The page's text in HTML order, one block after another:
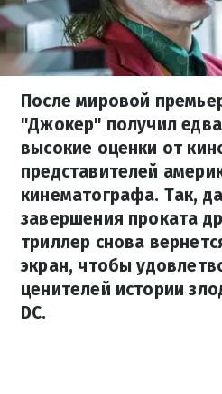
После мировой
"Джокер" получил
высокие оценки от
представителей
кинематографа. Так,
завершения проката
триллер снова
экран, чтобы
ценителей истории
DC.